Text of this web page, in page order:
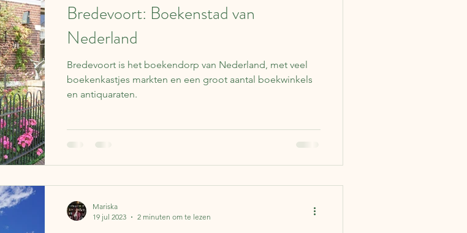
IJsland Finland Nederland België Japan
Literaire kalender Syrië Schotland
Bredevoort: Boekenstad van
Nederland
Bredevoort is het boekendorp van Nederland, met veel
boekenkastjes markten en een groot aantal boekwinkels
en antiquaraten.
Mariska
19 jul 2023
2 minuten om te lezen